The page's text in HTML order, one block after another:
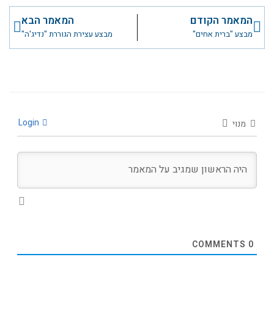
קודם
המאמר הקודם
מבצע "ברית אחים"
המאמר הבא
מבצע עצירת הגוררת "נדיג'ה"
מנוי
0